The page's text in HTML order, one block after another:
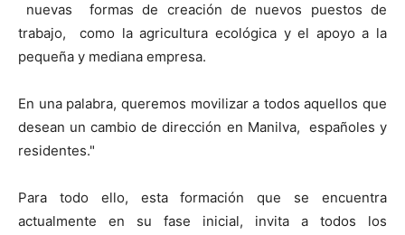
nuevas formas de creación de nuevos puestos de
trabajo, como la agricultura ecológica y el apoyo a la
pequeña y mediana empresa.
En una palabra, queremos movilizar a todos aquellos que
desean un cambio de dirección en Manilva, españoles y
residentes."
Para todo ello, esta formación que se encuentra
actualmente en su fase inicial, invita a todos los